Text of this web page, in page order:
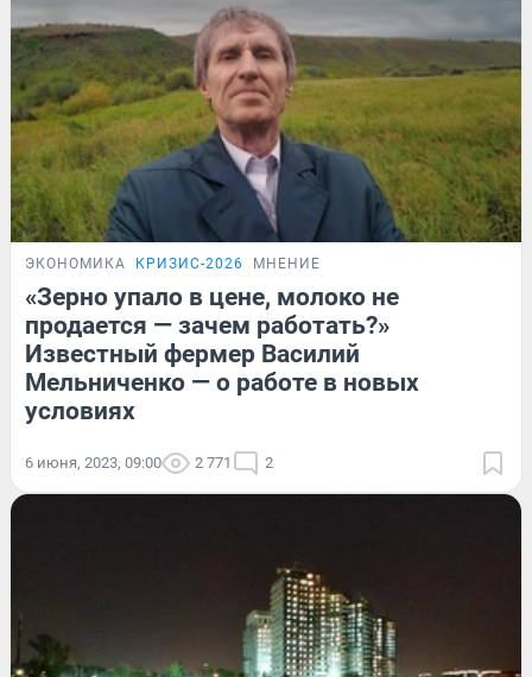
ЭКОНОМИКА КРИЗИС-2026 МНЕНИЕ
«Зерно упало в цене, молоко не
продается — зачем работать?»
Известный фермер Василий
Мельниченко — о работе в новых
условиях
6 июня, 2023, 09:00 2 771 2